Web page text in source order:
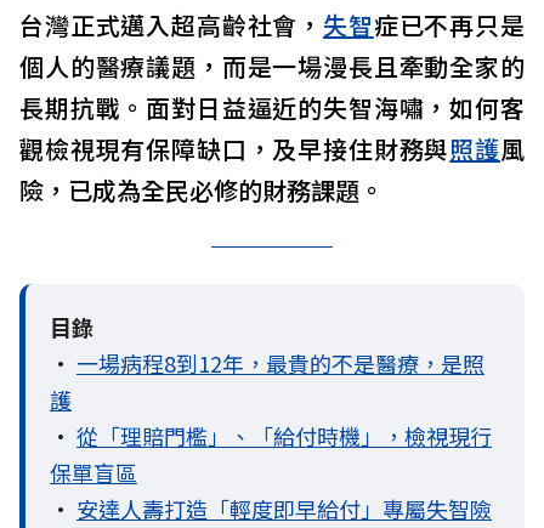
台灣正式邁入超高齡社會， 失智症已不再只是
個人的醫療議題，而是一場漫長且牽動全家的
長期抗戰。面對日益逼近的失智海嘯，如何客
觀檢視現有保障缺口，及早接住財務與照護風
險，已成為全民必修的財務課題。
目錄
• 一場病程8到12年，最貴的不是醫療，是照
護
• 從「理賠門檻」、「給付時機」，檢視現行
保單盲區
• 安達人壽打造「輕度即早給付」專屬失智險